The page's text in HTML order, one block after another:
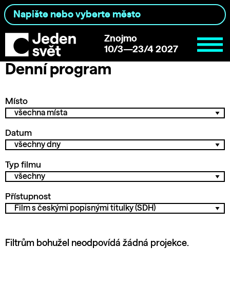
Znojmo
10/3—23/4 2027
Denní program
Místo
Datum
Typ filmu
Přístupnost
Filtrům bohužel neodpovídá žádná projekce.